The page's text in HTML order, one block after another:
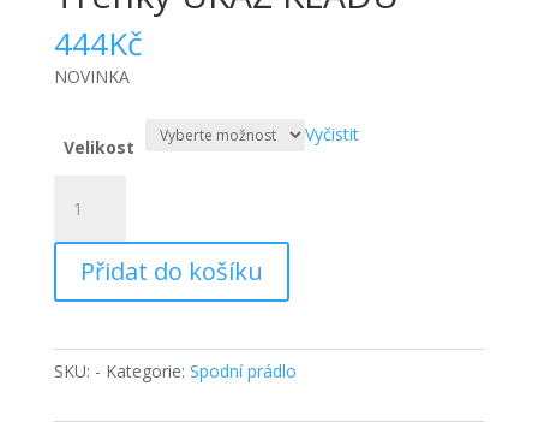
444Kč
NOVINKA
Velikost
Vyčistit
UKAŽ
KLÁDU
množství
Přidat do košíku
SKU: - Kategorie: Spodní prádlo